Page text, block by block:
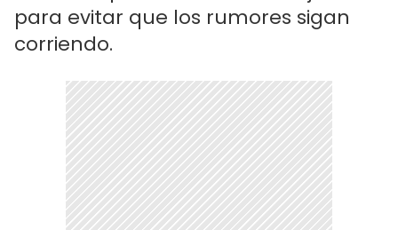
para evitar que los rumores sigan
corriendo.